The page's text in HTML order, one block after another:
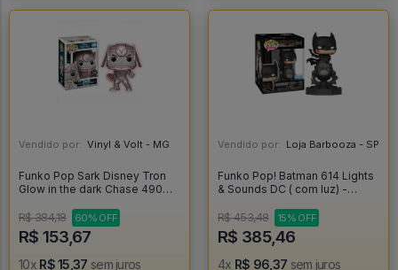
Vendido por: Vinyl & Volt - MG
Funko Pop Sark Disney Tron
Glow in the dark Chase 490
#490
R$ 384,18 60% OFF
R$ 153,67
10x R$ 15,37 sem juros
Vendido por: Loja Barbooza - SP
Funko Pop! Batman 614 Lights
& Sounds DC ( com luz) -
R$ 453,48
15% OFF
R$ 385,46
4x R$ 96,37 sem juros